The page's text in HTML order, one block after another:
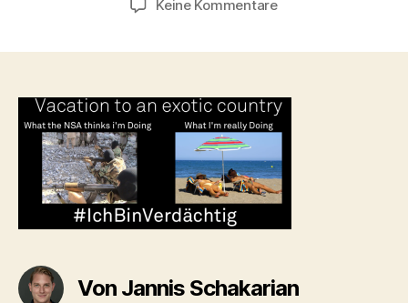
Keine Kommentarezu
Von Jannis Schakarian